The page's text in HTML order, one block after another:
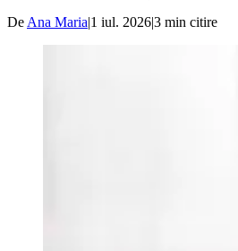
De Ana Maria|1 iul. 2026|3 min citire